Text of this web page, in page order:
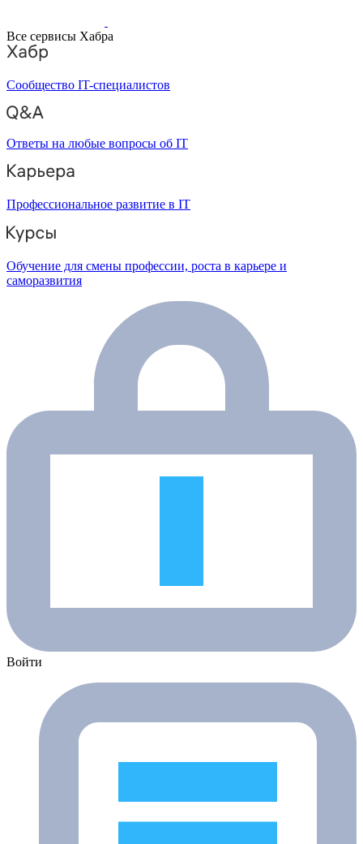
Все сервисы Хабра
Сообщество IT-специалистов
Ответы на любые вопросы об IT
Профессиональное развитие в IT
Обучение для смены профессии, роста в карьере и
саморазвития
Войти